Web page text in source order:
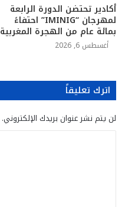
أكادير تحتضن الدورة الرابعة
لمهرجان “IMINIG” احتفاءً
بمائة عام من الهجرة المغربية
أغسطس 6, 2026
اترك تعليقاً
لن يتم نشر عنوان بريدك الإلكتروني.